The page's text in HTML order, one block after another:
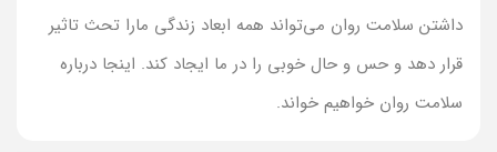
داشتن سلامت روان می‌تواند همه ابعاد زندگی مارا تحث تاثیر
قرار دهد و حس و حال خوبی را در ما ایجاد کند. اینجا درباره
سلامت روان خواهیم خواند.